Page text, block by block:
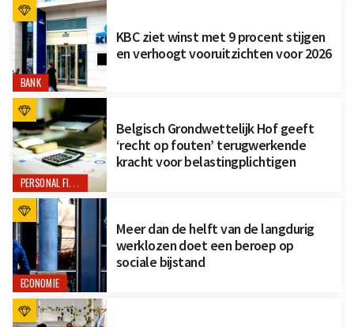
BANK
KBC ziet winst met 9 procent stijgen
en verhoogt vooruitzichten voor 2026
PERSONAL FINANCE
Belgisch Grondwettelijk Hof geeft
‘recht op fouten’ terugwerkende
kracht voor belastingplichtigen
ECONOMIE
Meer dan de helft van de langdurig
werklozen doet een beroep op
sociale bijstand